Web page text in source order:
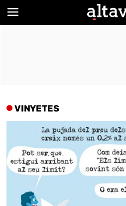
VINYETES